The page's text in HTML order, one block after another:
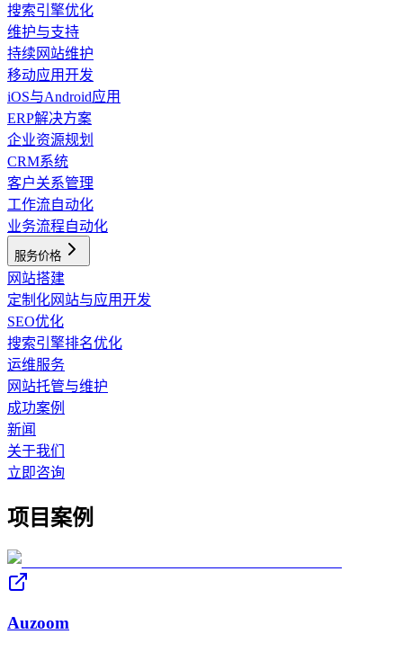
搜索引擎优化
维护与支持
持续网站维护
移动应用开发
iOS与Android应用
ERP解决方案
企业资源规划
CRM系统
客户关系管理
工作流自动化
业务流程自动化
服务价格
网站搭建
定制化网站与应用开发
SEO优化
搜索引擎排名优化
运维服务
网站托管与维护
成功案例
新闻
关于我们
立即咨询
项目案例
Auzoom